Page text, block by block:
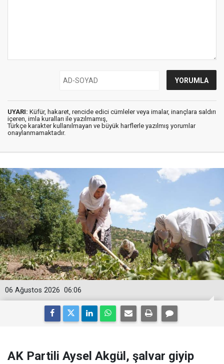
UYARI: Küfür, hakaret, rencide edici cümleler veya imalar, inançlara saldırı
içeren, imla kuralları ile yazılmamış,
Türkçe karakter kullanılmayan ve büyük harflerle yazılmış yorumlar
onaylanmamaktadır.
06:06
06 Ağustos 2026
AK Partili Aysel Akgül, şalvar giyip